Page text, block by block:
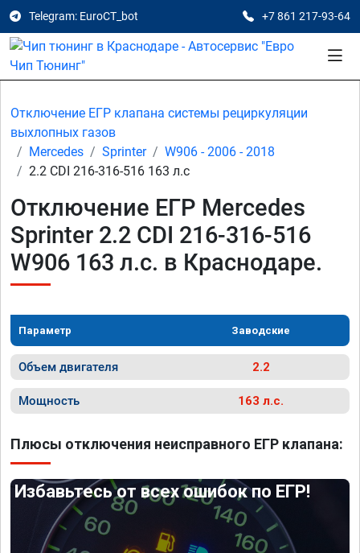
Telegram: EuroCT_bot +7 861 217-93-64
Отключение ЕГР клапана системы рециркуляции
выхлопных газов
Mercedes
Sprinter
W906 - 2006 - 2018
2.2 CDI 216-316-516 163 л.с
Отключение ЕГР Mercedes
Sprinter 2.2 CDI 216-316-516
W906 163 л.с. в Краснодаре.
Параметр Заводские
Объем двигателя 2.2
Мощность 163 л.с.
Плюсы отключения неисправного ЕГР клапана:
Избавьтесь от всех ошибок по ЕГР!